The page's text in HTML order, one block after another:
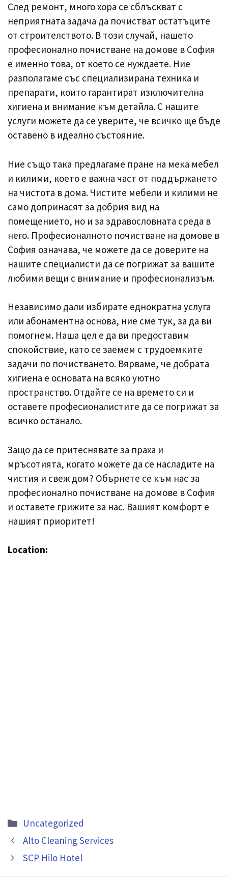
След ремонт, много хора се сблъскват с
неприятната задача да почистват остатъците
от строителството. В този случай, нашето
професионално почистване на домове в София
е именно това, от което се нуждаете. Ние
разполагаме със специализирана техника и
препарати, които гарантират изключителна
хигиена и внимание към детайла. С нашите
услуги можете да се уверите, че всичко ще бъде
оставено в идеално състояние.
Ние също така предлагаме пране на мека мебел
и килими, което е важна част от поддържането
на чистота в дома. Чистите мебели и килими не
само допринасят за добрия вид на
помещението, но и за здравословната среда в
него. Професионалното почистване на домове в
София означава, че можете да се доверите на
нашите специалисти да се погрижат за вашите
любими вещи с внимание и професионализъм.
Независимо дали избирате еднократна услуга
или абонаментна основа, ние сме тук, за да ви
помогнем. Наша цел е да ви предоставим
спокойствие, като се заемем с трудоемките
задачи по почистването. Вярваме, че добрата
хигиена е основата на всяко уютно
пространство. Отдайте се на времето си и
оставете професионалистите да се погрижат за
всичко останало.
Защо да се притеснявате за праха и
мръсотията, когато можете да се насладите на
чистия и свеж дом? Обърнете се към нас за
професионално почистване на домове в София
и оставете грижите за нас. Вашият комфорт е
нашият приоритет!
Location:
Categories
Uncategorized
Alto Cleaning Services
SCP Hilo Hotel